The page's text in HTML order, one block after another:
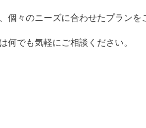
個々のニーズに合わせたプランを
でも気軽にご相談ください。